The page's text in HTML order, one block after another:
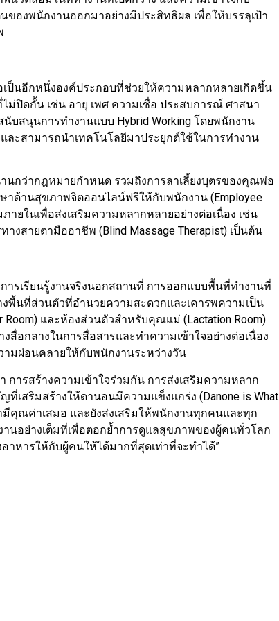
องพนักงานออกมาอย่างมีประสิทธิผล เพื่อให้บรรลุเป้า
ป็นอีกหนึ่งองค์ประกอบที่ช่วยให้ความหลากหลายเกิดขึ้น
ม่ปิดกั้น เช่น อายุ เพศ ความเชื่อ ประสบการณ์ ศาสนา
บสนุนการทำงานแบบ Hybrid Working โดยพนักงาน
ะสามารถนำเทคโนโลยีมาประยุกต์ใช้ในการทำงาน
กว่ากฎหมายกำหนด รวมถึงการลาเลี้ยงบุตรของคุณพ่อ
ษาด้านสุขภาพจิตออนไลน์ฟรีให้กับพนักงาน (Employee
ายในเพื่อส่งเสริมความหลากหลายอย่างต่อเนื่อง เช่น
งสายตามืออาชีพ (Blind Massage Therapist) เป็นต้น
ารเรียนรู้งานจริงนอกสถานที่ การออกแบบพื้นที่ทำงานที่
พื้นที่ส่วนตัวที่อำนวยความสะดวกและเคารพความเป็น
และห้องส่วนตัวสำหรับคุณแม่ (Lactation Room)
สื่อกลางในการสื่อสารและทำความเข้าใจอย่างต่อเนื่อง
มผ่อนคลายให้กับพนักงานระหว่างวัน
การสร้างความเข้าใจร่วมกัน การส่งเสริมความหลาก
เสริมสร้างให้ดานอนมีความแข็งแกร่ง (Danone is What
คุณค่าเสมอ และยังส่งเสริมให้พนักงานทุกคนและทุก
านอย่างเต็มที่เพื่อตอกย้ำการดูแลสุขภาพของผู้คนทั่วโลก
าหารให้กับผู้คนให้ได้มากที่สุดเท่าที่จะทำได้”